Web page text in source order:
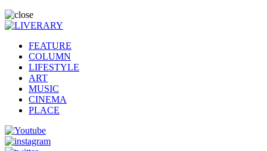
FEATURE
COLUMN
LIFESTYLE
ART
MUSIC
CINEMA
PLACE